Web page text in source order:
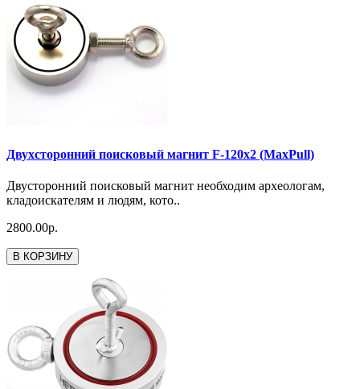
Двухсторонний поисковый магнит F-120x2 (MaxPull)
Двусторонний поисковый магнит необходим археологам,
кладоискателям и людям, кото..
2800.00р.
В КОРЗИНУ